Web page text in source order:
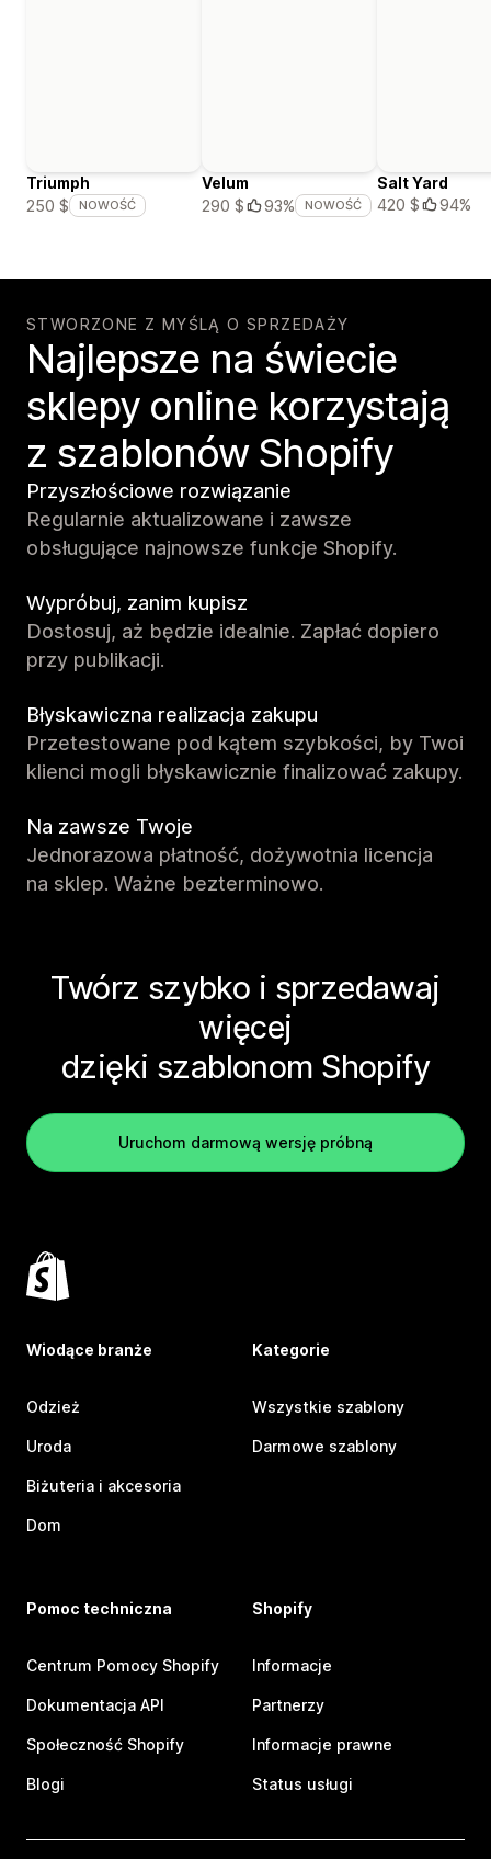
Triumph
250 $
NOWOŚĆ
Velum
290 $
93% NOWOŚĆ
Salt Yard
420 $
94%
STWORZONE Z MYŚLĄ O SPRZEDAŻY
Najlepsze na świecie
sklepy online korzystają
z szablonów Shopify
Przyszłościowe rozwiązanie
Regularnie aktualizowane i zawsze
obsługujące najnowsze funkcje Shopify.
Wypróbuj, zanim kupisz
Dostosuj, aż będzie idealnie. Zapłać dopiero
przy publikacji.
Błyskawiczna realizacja zakupu
Przetestowane pod kątem szybkości, by Twoi
klienci mogli błyskawicznie finalizować zakupy.
Na zawsze Twoje
Jednorazowa płatność, dożywotnia licencja
na sklep. Ważne bezterminowo.
Twórz szybko i sprzedawaj
więcej
dzięki szablonom Shopify
Uruchom darmową wersję próbną
Wiodące branże
Odzież
Uroda
Biżuteria i akcesoria
Dom
Kategorie
Wszystkie szablony
Darmowe szablony
Pomoc techniczna
Centrum Pomocy Shopify
Dokumentacja API
Społeczność Shopify
Blogi
Shopify
Informacje
Partnerzy
Informacje prawne
Status usługi